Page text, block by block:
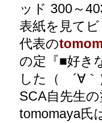
ッド 300～
表紙を見て
代表の
の定『■好き
した（ ´∀｀
SCA自先生
tomomaya氏